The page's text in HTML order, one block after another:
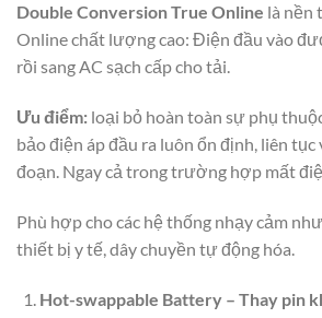
Double Conversion True Online là nền
Online chất lượng cao: Điện đầu vào
rồi sang AC sạch cấp cho tải.
Ưu điểm: loại bỏ hoàn toàn sự phụ
bảo điện áp đầu ra luôn ổn định, liên tục
đoạn. Ngay cả trong trường hợp mất
Phù hợp cho các hệ thống nhạy cảm
thiết bị y tế, dây chuyền tự động hóa.
Hot-swappable Battery – Thay pin